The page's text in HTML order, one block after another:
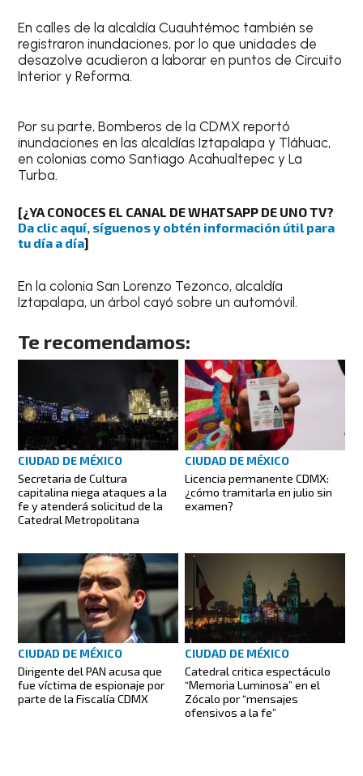
En calles de la alcaldía Cuauhtémoc también se
registraron inundaciones, por lo que unidades de
desazolve acudieron a laborar en puntos de Circuito
Interior y Reforma.
Por su parte, Bomberos de la CDMX reportó
inundaciones en las alcaldías Iztapalapa y Tláhuac,
en colonias como Santiago Acahualtepec y La
Turba.
[¿YA CONOCES EL CANAL DE WHATSAPP DE UNO TV?
Da clic aquí, síguenos y obtén información útil para
tu día a día]
En la colonia San Lorenzo Tezonco, alcaldía
Iztapalapa, un árbol cayó sobre un automóvil.
Te recomendamos:
CIUDAD DE MÉXICO
Secretaria de Cultura
capitalina niega ataques a la
fe y atenderá solicitud de la
Catedral Metropolitana
CIUDAD DE MÉXICO
Licencia permanente CDMX:
¿cómo tramitarla en julio sin
examen?
CIUDAD DE MÉXICO
Dirigente del PAN acusa que
fue víctima de espionaje por
parte de la Fiscalía CDMX
CIUDAD DE MÉXICO
Catedral critica espectáculo
“Memoria Luminosa” en el
Zócalo por “mensajes
ofensivos a la fe”